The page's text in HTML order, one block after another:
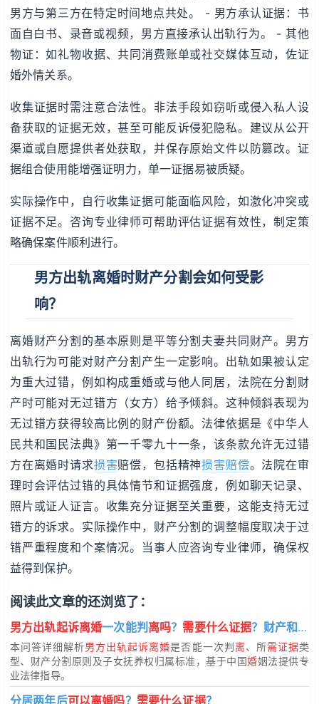
男方与第三方在特定时间地点共处。 - 男方承认证据：书
面自白书、录音或视频，男方直接承认出轨行为。 - 其他
物证：如礼物收据、共同消费账单或社交媒体互动，佐证
婚外情关系。
收集证据时需注意合法性。非法手段如窃听或侵入私人设
备获取的证据无效，甚至可能反诉侵犯隐私。建议从公开
渠道或自愿提供者处获取，并保存原始文件以防篡改。证
据组合使用能增强证明力，单一证据易被质疑。
实际操作中，自行收集证据可能面临风险，如激化冲突或
证据不足。咨询专业律师可帮助评估证据有效性，制定策
略确保案件顺利进行。
男方出轨离婚时财产分割会如何受影
响？
离婚财产分割的基本原则是平等分割夫妻共同财产。男方
出轨行为可能对财产分割产生一定影响。出轨如果被认定
为重大过错，例如构成重婚或与他人同居，法院在分割财
产时可能对无过错方（女方）给予倾斜。这种倾斜表现为
无过错方获得较高比例的财产份额。法律依据是《中华人
民共和国民法典》第一千零九十一条，该条款允许无过错
方在离婚时请求损害赔偿，包括精神损害赔偿。法院在审
理时会评估过错的具体情节和证据强度，例如聊天记录、
照片或证人证言。收集充分证据至关重要，这能支持无过
错方的诉求。实际操作中，财产分割的调整幅度取决于过
错严重程度和个案情况。当事人应咨询专业律师，确保权
益得到保护。
阅读此文章的还浏览了：
男方出轨起诉离婚一次能判 离吗？ 需要什么证据？财产和子女怎
本问答详细解析男方出轨起诉离婚是否能一次判离、所需证据类
型、财产分割原则及子女抚养权归属标准，基于中国婚姻法提供专
业法律指导。
分居两年后可以离婚吗？ 需要什么证据？